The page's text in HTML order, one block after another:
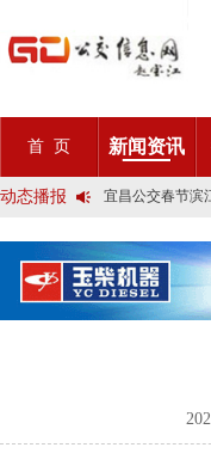
首 页 新闻资讯
动态播报
第九届公交都
石河子市公交公
宜昌公交春节滨
创新 实践 沟通
岁月为鉴人民为
今日生效！新《
交通运输部、科
2025市民出行新
石河子市公交
宜昌公交春节
传承张謇精神•